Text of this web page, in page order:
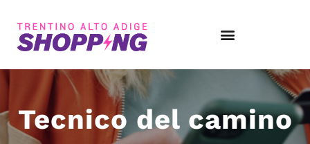
Tecnico del camino